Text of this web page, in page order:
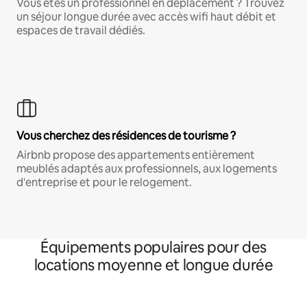
un séjour longue durée avec accès wifi haut débit et
espaces de travail dédiés.
Vous cherchez des résidences de tourisme ?
Airbnb propose des appartements entièrement
meublés adaptés aux professionnels, aux logements
d'entreprise et pour le relogement.
Équipements populaires pour des
locations moyenne et longue durée